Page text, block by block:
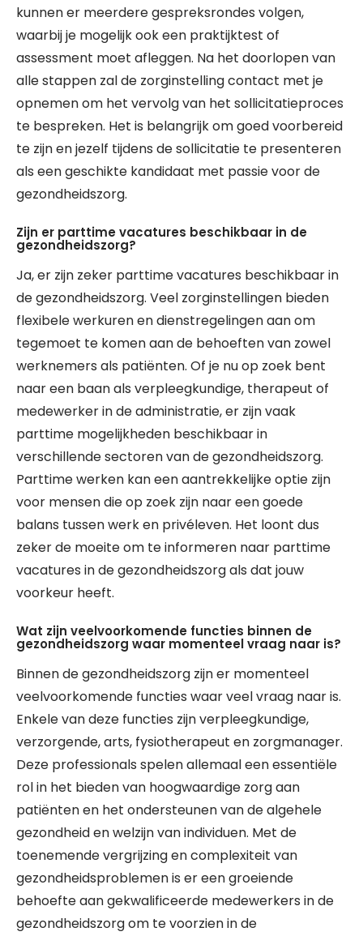
kunnen er meerdere gespreksrondes volgen,
waarbij je mogelijk ook een praktijktest of
assessment moet afleggen. Na het doorlopen van
alle stappen zal de zorginstelling contact met je
opnemen om het vervolg van het sollicitatieproces
te bespreken. Het is belangrijk om goed voorbereid
te zijn en jezelf tijdens de sollicitatie te presenteren
als een geschikte kandidaat met passie voor de
gezondheidszorg.
Zijn er parttime vacatures beschikbaar in de
gezondheidszorg?
Ja, er zijn zeker parttime vacatures beschikbaar in
de gezondheidszorg. Veel zorginstellingen bieden
flexibele werkuren en dienstregelingen aan om
tegemoet te komen aan de behoeften van zowel
werknemers als patiënten. Of je nu op zoek bent
naar een baan als verpleegkundige, therapeut of
medewerker in de administratie, er zijn vaak
parttime mogelijkheden beschikbaar in
verschillende sectoren van de gezondheidszorg.
Parttime werken kan een aantrekkelijke optie zijn
voor mensen die op zoek zijn naar een goede
balans tussen werk en privéleven. Het loont dus
zeker de moeite om te informeren naar parttime
vacatures in de gezondheidszorg als dat jouw
voorkeur heeft.
Wat zijn veelvoorkomende functies binnen de
gezondheidszorg waar momenteel vraag naar is?
Binnen de gezondheidszorg zijn er momenteel
veelvoorkomende functies waar veel vraag naar is.
Enkele van deze functies zijn verpleegkundige,
verzorgende, arts, fysiotherapeut en zorgmanager.
Deze professionals spelen allemaal een essentiële
rol in het bieden van hoogwaardige zorg aan
patiënten en het ondersteunen van de algehele
gezondheid en welzijn van individuen. Met de
toenemende vergrijzing en complexiteit van
gezondheidsproblemen is er een groeiende
behoefte aan gekwalificeerde medewerkers in de
gezondheidszorg om te voorzien in de